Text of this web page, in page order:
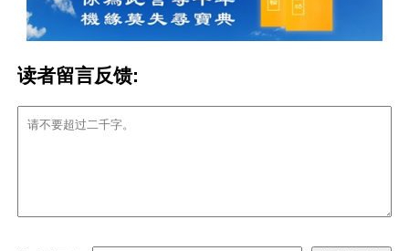
读者留言反馈: